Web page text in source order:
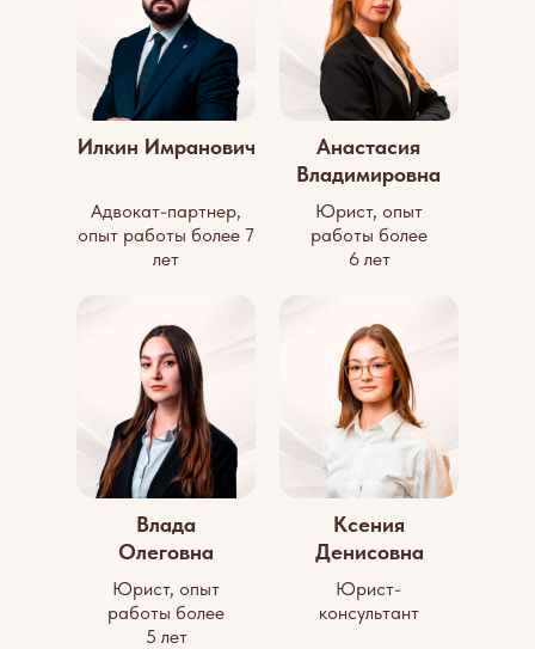
Илкин Имранович
Адвокат-партнер,
опыт работы более 7
лет
Анастасия
Владимировна
Юрист, опыт
работы более
6 лет
Влада
Олеговна
Юрист, опыт
работы более
5 лет
Ксения
Денисовна
Юрист-
консультант